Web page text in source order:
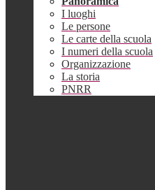
I luoghi
Le persone
Le carte della scuola
I numeri della scuola
Organizzazione
La storia
PNRR